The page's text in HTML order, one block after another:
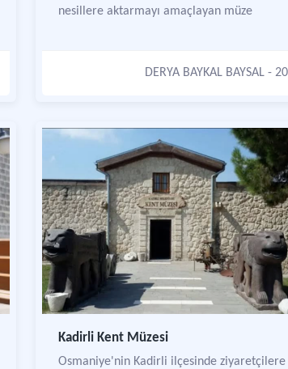
nesillere aktarmayı amaçlayan müze
DERYA BAYKAL BAYSAL -
Kadirli Kent Müzesi
Osmaniye'nin Kadirli ilçesinde ziyaretçilere